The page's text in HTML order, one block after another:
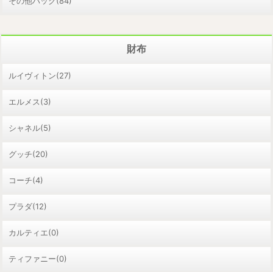
財布
ルイヴィトン(27)
エルメス(3)
シャネル(5)
グッチ(20)
コーチ(4)
プラダ(12)
カルティエ(0)
ティファニー(0)